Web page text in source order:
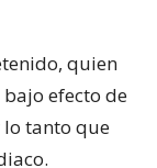
quien
efecto de
lo tanto que